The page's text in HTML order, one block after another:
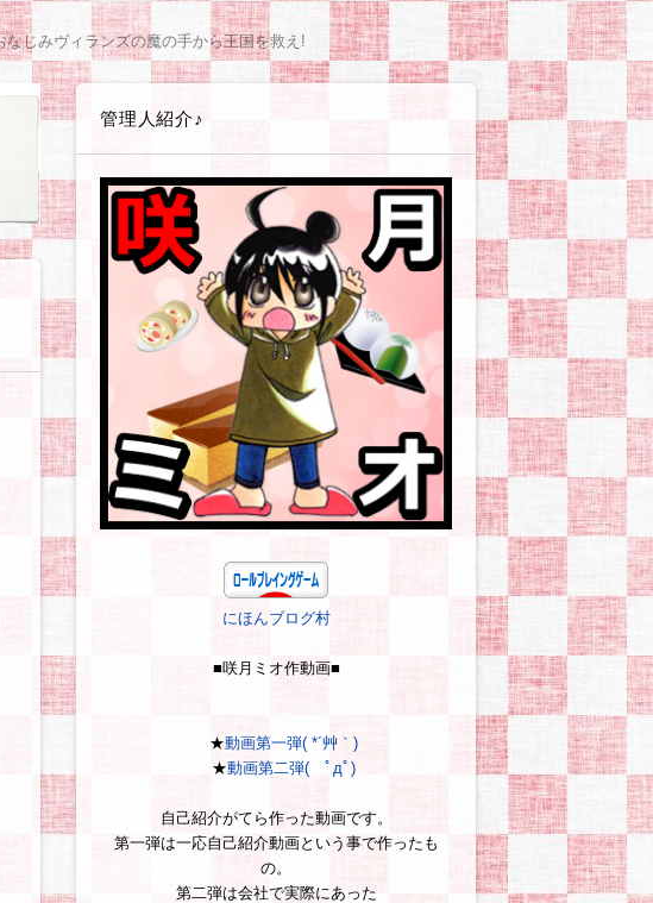
体験戦記アイヨウダー【愛用食材・小物】
体験戦記アソンダー【ゲーム・遊び】
体験戦記エヲカイター【お絵かき編】
体験戦記オシリダイジ【便秘・痔】
体験戦記カタヅケター【掃除・片付け編】
体験戦記カッタッター【お買い物編】
体験戦記ケンコウダイイチ【美容・健康】
体験戦記シッパイダー【失敗談等】
体験戦記ゼッショクダー【プチ絶食生活】
体験戦記タノシンダー【行事やイベント編】
体験戦記タベッター【食べ物編】
体験戦記タメシター【お試し編】
体験戦記タメシター【対策・改善】
体験戦記タイヘンジャー【非常時・防災対策】
体験戦記ダイエッター【オートミール編】
体験戦記ダイエッター【ゆるい糖質カット】
体験戦記ダイエッター【人間になりたい編】
体験戦記ダイエッター【低GIチャレンジ】
体験戦記【料理ネタ】
体験戦記ドウガー【動画作成】
体験戦記ノンダー【飲み物編】
体験戦記ノウゼイジャー【ふるさと納税】
体験戦記ヒッコシター【引越し編】
体験戦記ツクッター【その他】
体験戦記ツクッター【リュウジ】
体験戦記ツクッター【りなてぃ】
体験戦記ツクッター【山本ゆり】
解説戦隊アソブンジャー【趣味・遊び編】
解説戦隊イキイキジャー【美容・健康編】
解説戦隊イベンター【イベント情報】
解説戦隊エヲカイター【お絵かき編】
解説戦隊カスタマイジャー【カスタマイズ編】
解説戦隊シラベッター【その他疑問】
解説戦隊ツカイカター【使い方編】
解説戦隊タベルンジャー【食べ物編】
解説戦隊デキルンジャー【登録・設定編】
解説戦隊ワカルンジャー【用語編】
解説戦隊ノムンジャー【飲み物編】
企業・お店ーおおむぎ工房
企業・お店ーニトリ
企業・お店ーモラタメ
企業・お店ーユニクロ
企業・お店ーリュリュモール
企業・お店－BASEFOOD
企業・お店－コンビニ各社
企業・お店－シャトレーゼ
企業・お店－タマチャンショップ
企業・お店－ヤフーショッピング
企業・お店－楽天市場
読書感想【本に関する情報やお話】
読書感想【その他の本】
読書感想【ライトノベル】
読書感想【コミック】
読書感想【恋愛要素薄めか皆無】
読書感想【現代社会風恋愛もの】
読書感想【異世界転生・転移・召喚】
読書感想【貴族・外国風恋愛もの】
読書感想【BL/女性向/男×男注意
アフィリエイト講座
WordPress(ワードプレス)
テーマ・テンプレート
SIRIUS(シリウス)関連
BANNERPLUS(バナープラス)関連
無料ブログ
ASP・広告
ウェブサービス・店舗・企業
ソフト・ツール
お得情報やお小遣い稼ぎとか サイトマップ
プライバシーポリシー
じみヴィランズの魔の手から王国を救え!
管理人紹介♪
にほんブログ村
■咲月ミオ作動画■
★動画第一弾( *´艸｀)
★動画第二弾( ﾟдﾟ)
自己紹介がてら作った動画です。
第一弾は一応自己紹介動画という事で作ったも
の。
第二弾は会社で実際にあった